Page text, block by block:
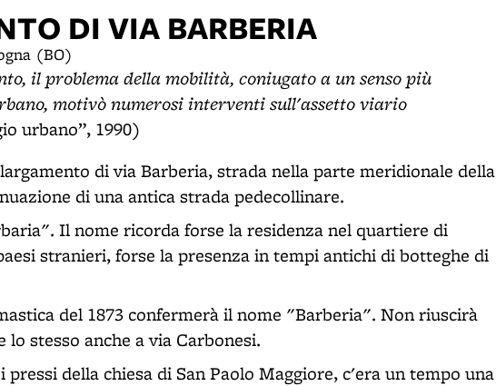
DI VIA BARBERIA
(BO)
il problema della mobilità, coniugato a un senso più
motivò numerosi interventi sull'assetto viario
urbano”, 1990)
di via Barberia, strada nella parte meridionale della
di una antica strada pedecollinare.
Il nome ricorda forse la residenza nel quartiere di
stranieri, forse la presenza in tempi antichi di botteghe di
del 1873 confermerà il nome "Barberia". Non riuscirà
stesso anche a via Carbonesi.
della chiesa di San Paolo Maggiore, c'era un tempo una